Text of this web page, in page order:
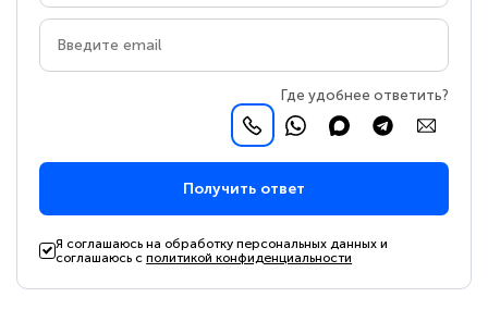
Где удобнее ответить?
Получить ответ
Я соглашаюсь на обработку персональных данных и
соглашаюсь сполитикой конфиденциальности